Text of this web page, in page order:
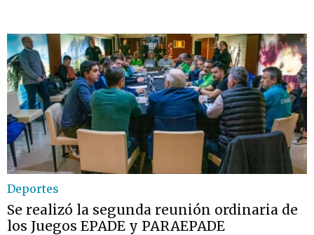
Deportes
Se realizó la segunda reunión ordinaria de
los Juegos EPADE y PARAEPADE